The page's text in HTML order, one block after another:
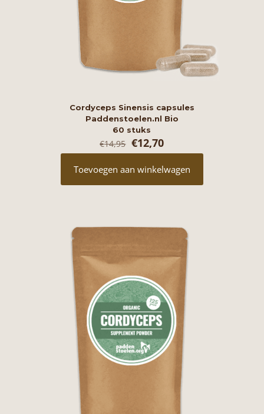
Cordyceps Sinensis capsules
Paddenstoelen.nl Bio
60 stuks
€14,95 Oorspronkelijke
prijs
was:
€14,95.
€12,70Huidige
prijs
is:
€12,70.
Toevoegen aan winkelwagen